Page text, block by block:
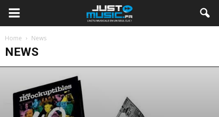
Home News
NEWS